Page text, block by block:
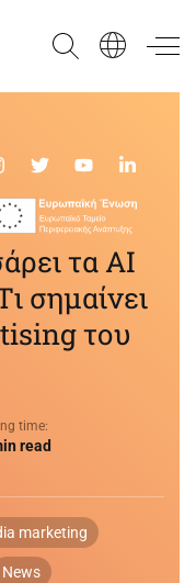
τα AI
σημαίνει
του
time:
read
marketing
News